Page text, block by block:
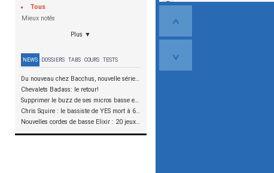
Tous
Mieux notés
Plus ▼
NEWS DOSSIERS TABS COURS TESTS
Du nouveau chez Bacchus, nouvelle série SCD
Chevalets Badass: le retour!
Supprimer le buzz de ses micros basse en reliant les aimants à la masse
Chris Squire : le bassiste de YES mort à 67 ans
Nouvelles cordes de basse Elixir : 20 jeux à tester !
Cella voté pourle message